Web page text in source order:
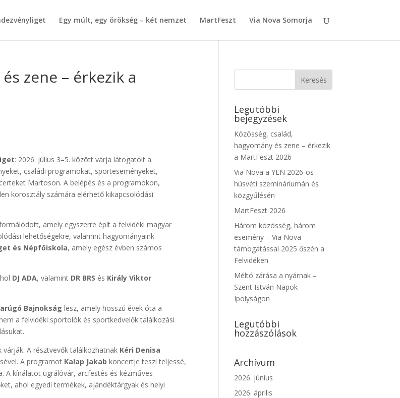
Egy múlt, egy örökség – két nemzet MartFeszt Via Nova Somorja
zene – érkezik a
: 2026. július 3–5. között várja látogatóit a
családi programokat, sporteseményeket,
Martoson. A belépés és a programokon,
korosztály számára elérhető kikapcsolódási
amely egyszerre épít a felvidéki magyar
lehetőségekre, valamint hagyományaink
és Népfőiskola, amely egész évben számos
DJ ADA, valamint DR BRS és Király Viktor
Bajnokság lesz, amely hosszú évek óta a
a felvidéki sportolók és sportkedvelők találkozási
A résztvevők találkozhatnak Kéri Denisa
A programot Kalap Jakab koncertje teszi teljessé,
A kínálatot ugrálóvár, arcfestés és kézműves
ahol egyedi termékek, ajándéktárgyak és helyi
Legutóbbi
bejegyzések
Közösség, család,
hagyomány és zene – érkezik
a MartFeszt 2026
Via Nova a YEN 2026-os
húsvéti szemináriumán és
közgyűlésén
MartFeszt 2026
Három közösség, három
esemény – Via Nova
támogatással 2025 őszén a
Felvidéken
Méltó zárása a nyárnak –
Szent István Napok
Ipolyságon
Legutóbbi
hozzászólások
Archívum
2026. június
2026. április